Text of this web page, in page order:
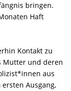
bringen.
Haft
Kontakt zu
Mutter und deren
aus
Ausgang,